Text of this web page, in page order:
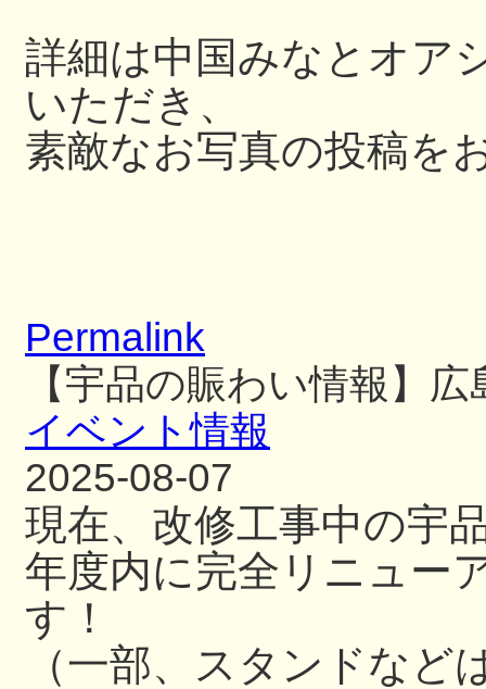
詳細は中国みなとオア
いただき、
素敵なお写真の投稿を
Permalink
【宇品の賑わい情報】
イベント情報
2025-08-07
現在、改修工事中の宇
年度内に完全リニュー
す！
（一部、スタンドなど